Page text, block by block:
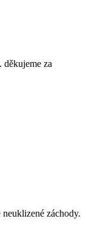
děkujeme za
záchody.